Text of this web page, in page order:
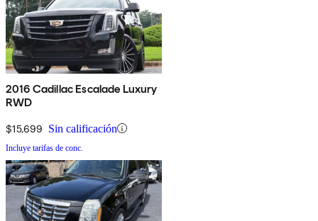
2016 Cadillac Escalade Luxury
RWD
$15,699 Sin calificación
Incluye tarifas de conc.